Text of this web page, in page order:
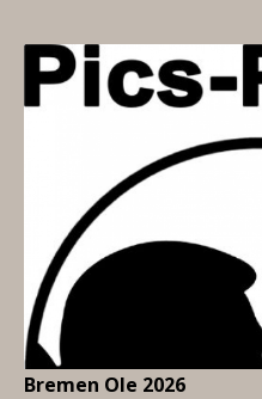
Bremen Ole 2026